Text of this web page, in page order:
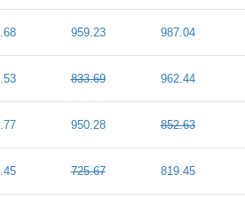
959.23 987.04
833.69 962.44
950.28 852.63
725.67 819.45